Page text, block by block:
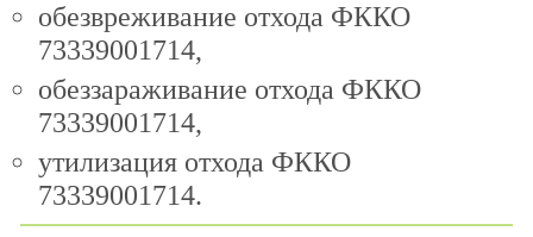
обезвреживание отхода ФККО
73339001714,
обеззараживание отхода ФККО
73339001714,
утилизация отхода ФККО
73339001714.